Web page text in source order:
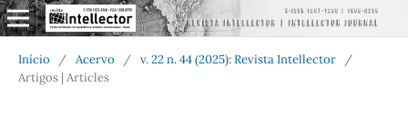
Início / Acervo / v. 22 n. 44 (2025): Revista Intellector
/
Artigos | Articles